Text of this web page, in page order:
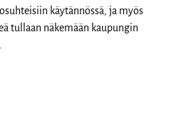
käytännössä, ja myös
tullaan näkemään kaupungin